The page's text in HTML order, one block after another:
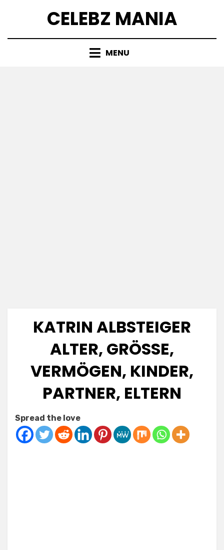
CELEBZ MANIA
MENU
KATRIN ALBSTEIGER
ALTER, GRÖSSE, V
ERMÖGEN, KINDER, P
ARTNER, ELTERN
on
Spread the love